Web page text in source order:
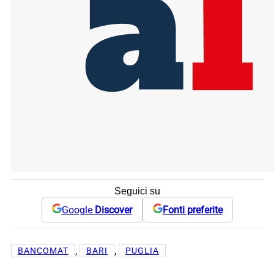
Seguici su
Google Discover Fonti preferite
BANCOMAT , BARI , PUGLIA